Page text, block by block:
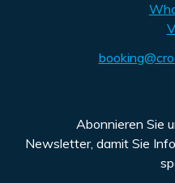
Abonnieren Sie
Newsletter, damit Sie